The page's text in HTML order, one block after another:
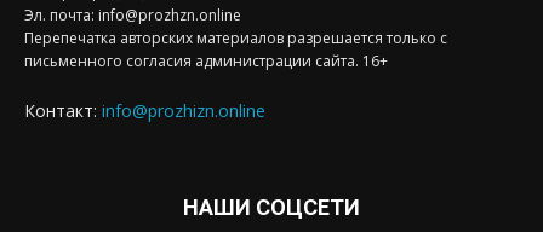
Эл. почта: info@prozhzn.online
Перепечатка авторских материалов разрешается только с
письменного согласия администрации сайта. 16+
Контакт: info@prozhizn.online
НАШИ СОЦСЕТИ